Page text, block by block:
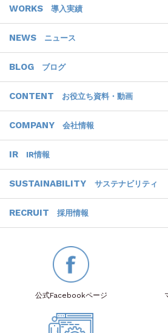
WORKS 導入実績
NEWS ニュース
BLOG ブログ
CONTENT お役立ち資料・動画
COMPANY 会社情報
IR IR情報
SUSTAINABILITY サステナビリティ
RECRUIT 採用情報
公式Facebookページ